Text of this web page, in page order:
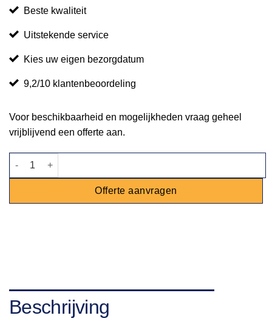
Beste kwaliteit
Uitstekende service
Kies uw eigen bezorgdatum
9,2/10 klantenbeoordeling
Voor beschikbaarheid en mogelijkheden vraag geheel
vrijblijvend een offerte aan.
Maatbeker 1L aantal
Offerte aanvragen
Beschrijving